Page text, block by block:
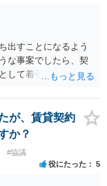
出すことになるよう
な事案でしたら、契
して着手金を設定
きないです。依頼者
が、賃貸契約
か？
#協議
役にたった 5